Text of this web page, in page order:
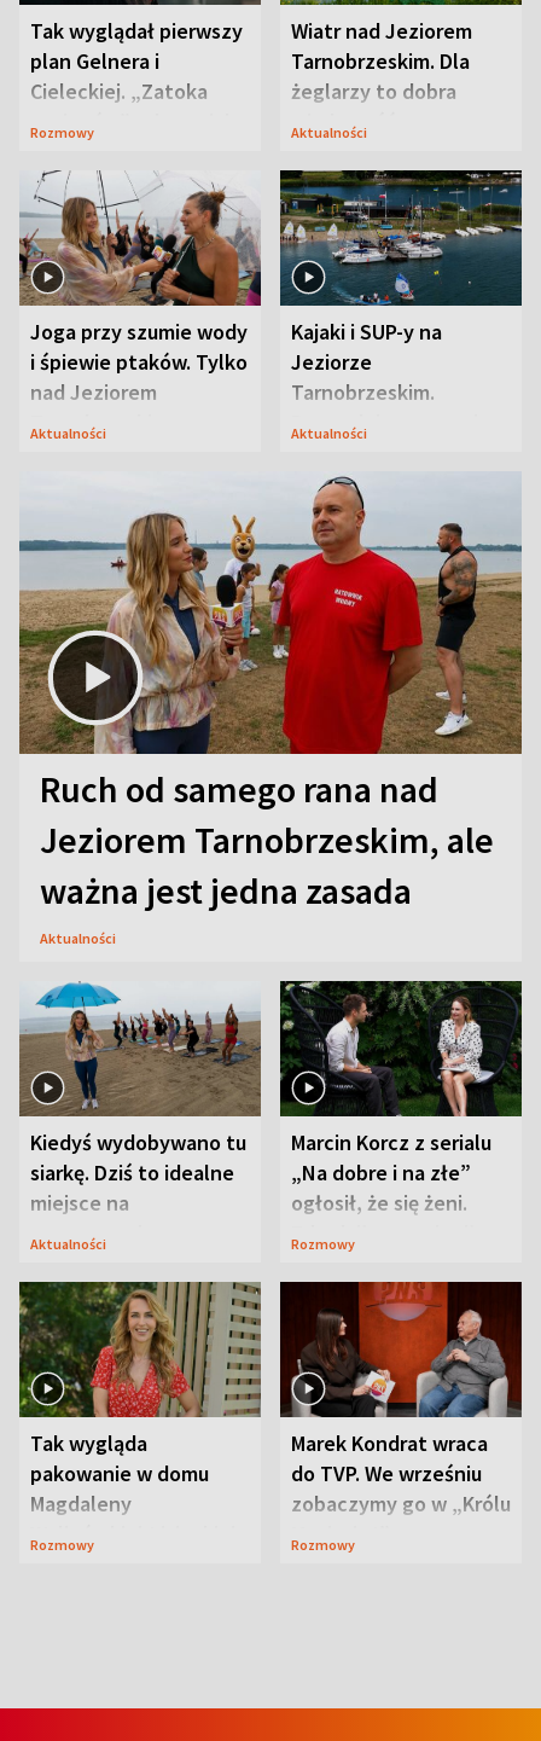
Tak wyglądał pierwszy
plan Gelnera i
Cieleckiej. „Zatoka
szpiegów” od razu ich
Rozmowy
Wiatr nad Jeziorem
Tarnobrzeskim. Dla
żeglarzy to dobra
wiadomość
Aktualności
Joga przy szumie wody
i śpiewie ptaków. Tylko
nad Jeziorem
Tarnobrzeskim
Aktualności
Kajaki i SUP-y na
Jeziorze
Tarnobrzeskim.
Przyrodnicy zwracają
Aktualności
Ruch od samego rana nad
Jeziorem Tarnobrzeskim, ale
ważna jest jedna zasada
Aktualności
Kiedyś wydobywano tu
siarkę. Dziś to idealne
miejsce na
wypoczynek
Aktualności
Marcin Korcz z serialu
„Na dobre i na złe”
ogłosił, że się żeni.
Zdradził, co zmienił
Rozmowy
Tak wygląda
pakowanie w domu
Magdaleny
Waligórskiej-Lisieckiej.
Rozmowy
Marek Kondrat wraca
do TVP. We wrześniu
zobaczymy go w „Królu
Maciusiu I”
Rozmowy